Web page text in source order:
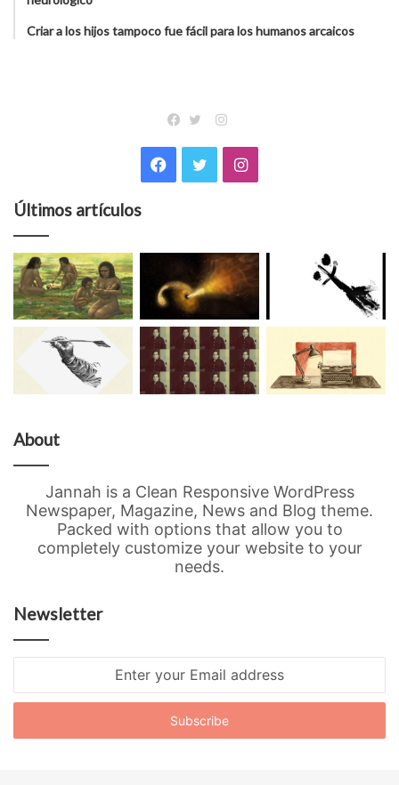
Criar a los hijos tampoco fue fácil para los humanos arcaicos
Instagram
Facebook
TwitterInstagram
Últimos artículos
About
Jannah is a Clean Responsive WordPress
Newspaper, Magazine, News and Blog theme.
Packed with options that allow you to
completely customize your website to your
needs.
Newsletter
Email